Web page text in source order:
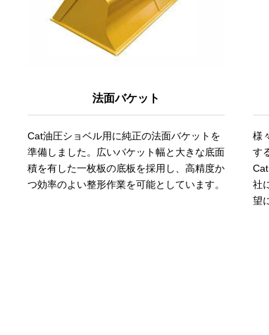
法面バケット
Cat油圧ショベル用に純正の法面バケットを
準備しました。広いバケット幅と大きな底面
積を有した一枚板の底板を採用し、高精度か
つ効率のよい整形作業を可能としています。
様
す
社
望